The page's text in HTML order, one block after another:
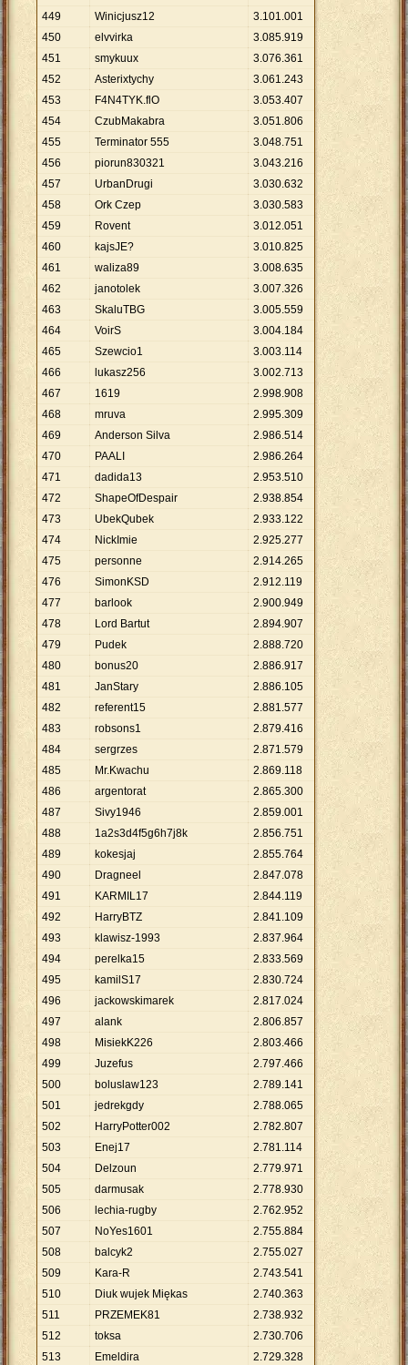
449
Winicjusz12 3.101.001
450
elvvirka 3.085.919
451
smykuux 3.076.361
452
Asterixtychy 3.061.243
453
F4N4TYK.flO 3.053.407
454
CzubMakabra 3.051.806
455
Terminator 555 3.048.751
456
piorun830321 3.043.216
457
UrbanDrugi 3.030.632
458
Ork Czep 3.030.583
459
Rovent 3.012.051
460
kajsJE? 3.010.825
461
waliza89 3.008.635
462
janotolek 3.007.326
463
SkaluTBG 3.005.559
464
VoirS 3.004.184
465
Szewcio1 3.003.114
466
lukasz256 3.002.713
467
1619 2.998.908
468
mruva 2.995.309
469
Anderson Silva 2.986.514
470
PAALI 2.986.264
471
dadida13 2.953.510
472
ShapeOfDespair 2.938.854
473
UbekQubek 2.933.122
474
NickImie 2.925.277
475
personne 2.914.265
476
SimonKSD 2.912.119
477
barlook 2.900.949
478
Lord Bartut 2.894.907
479
Pudek 2.888.720
480
bonus20 2.886.917
481
JanStary 2.886.105
482
referent15 2.881.577
483
robsons1 2.879.416
484
sergrzes 2.871.579
485
Mr.Kwachu 2.869.118
486
argentorat 2.865.300
487
Sivy1946 2.859.001
488
1a2s3d4f5g6h7j8k 2.856.751
489
kokesjaj 2.855.764
490
Dragneel 2.847.078
491
KARMIL17 2.844.119
492
HarryBTZ 2.841.109
493
klawisz-1993 2.837.964
494
perelka15 2.833.569
495
kamilS17 2.830.724
496
jackowskimarek 2.817.024
497
alank 2.806.857
498
MisiekK226 2.803.466
499
Juzefus 2.797.466
500
boluslaw123 2.789.141
501
jedrekgdy 2.788.065
502
HarryPotter002 2.782.807
503
Enej17 2.781.114
504
Delzoun 2.779.971
505
darmusak 2.778.930
506
lechia-rugby 2.762.952
507
NoYes1601 2.755.884
508
balcyk2 2.755.027
509
Kara-R 2.743.541
510
Diuk wujek Miękas 2.740.363
511
PRZEMEK81 2.738.932
512
toksa 2.730.706
513
Emeldira 2.729.328